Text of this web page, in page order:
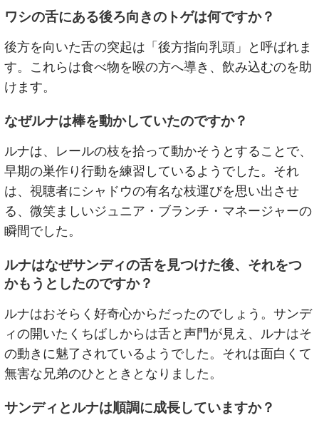
ワシの舌にある後ろ向きのトゲは何ですか？
後方を向いた舌の突起は「後方指向乳頭」と呼ばれま
す。これらは食べ物を喉の方へ導き、飲み込むのを助
けます。
なぜルナは棒を動かしていたのですか？
ルナは、レールの枝を拾って動かそうとすることで、
早期の巣作り行動を練習しているようでした。それ
は、視聴者にシャドウの有名な枝運びを思い出させ
る、微笑ましいジュニア・ブランチ・マネージャーの
瞬間でした。
ルナはなぜサンディの舌を見つけた後、それをつ
かもうとしたのですか？
ルナはおそらく好奇心からだったのでしょう。サンデ
ィの開いたくちばしからは舌と声門が見え、ルナはそ
の動きに魅了されているようでした。それは面白くて
無害な兄弟のひとときとなりました。
サンディとルナは順調に成長していますか？